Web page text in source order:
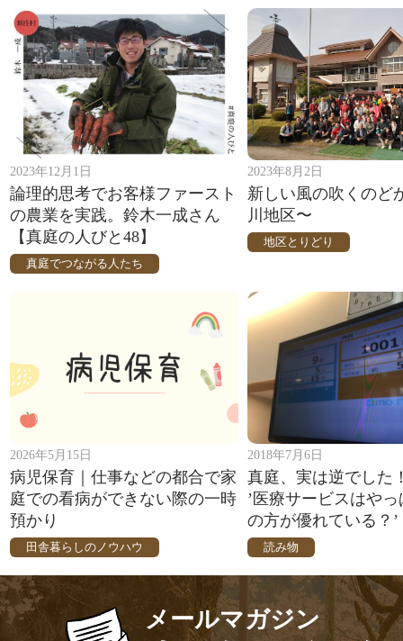
2023年12月1日
論理的思考でお客様ファースト
の農業を実践。鈴木一成さん
【真庭の人びと48】
真庭でつながる人たち
2023年8月2日
新しい風の吹くのど
川地区〜
地区とりどり
2026年5月15日
病児保育｜仕事などの都合で家
庭での看病ができない際の一時
預かり
田舎暮らしのノウハウ
2018年7月6日
真庭、実は逆でし
’医療サービスはや
の方が優れている？’
読み物
メールマガジン